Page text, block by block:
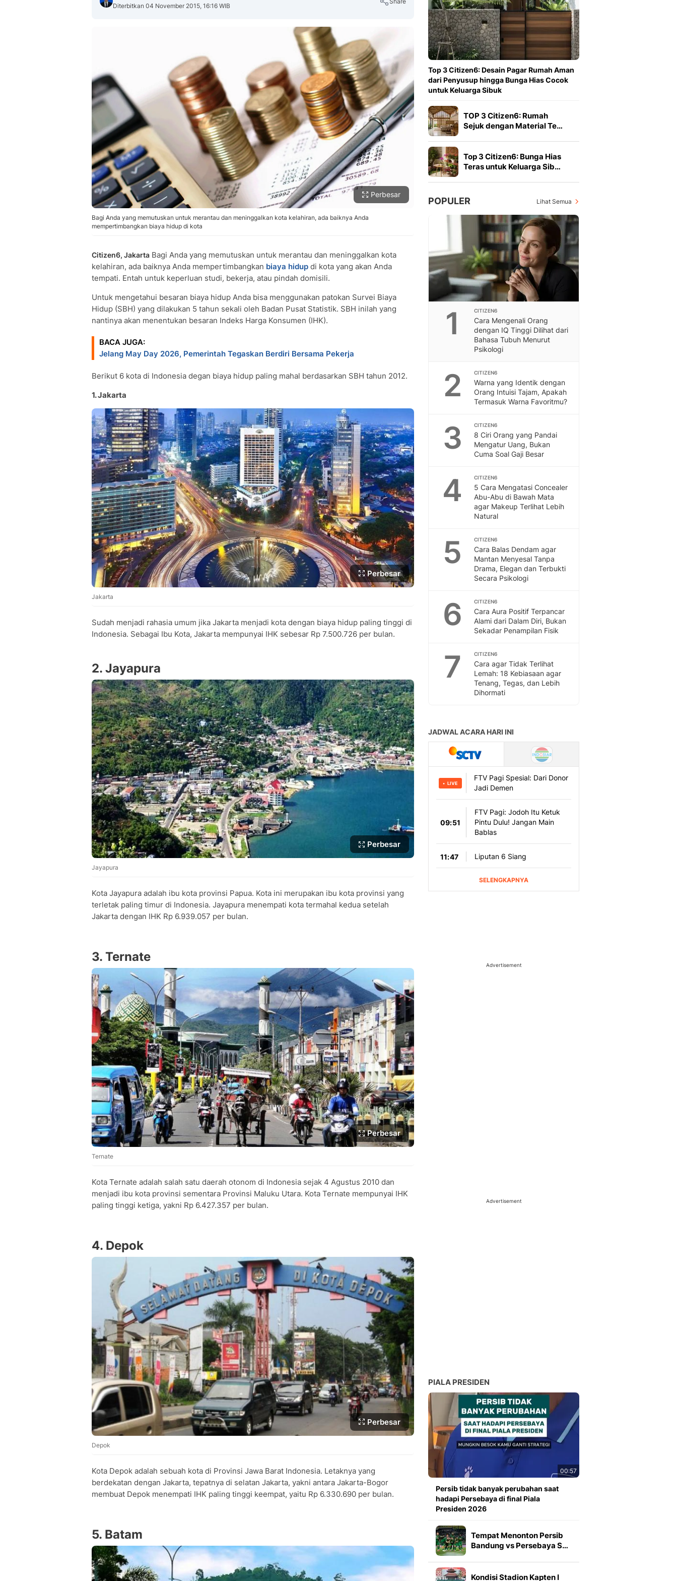
Diterbitkan 04 November 2015, 16:16 WIB
Copy Link
Perbesar
Bagi Anda yang memutuskan untuk merantau dan meninggalkan kota kelahiran, ada baiknya Anda
mempertimbangkan biaya hidup di kota
Citizen6, Jakarta Bagi Anda yang memutuskan untuk merantau dan meninggalkan kota
kelahiran, ada baiknya Anda mempertimbangkan biaya hidup di kota yang akan Anda
tempati. Entah untuk keperluan studi, bekerja, atau pindah domisili.
Untuk mengetahui besaran biaya hidup Anda bisa menggunakan patokan Survei Biaya
Hidup (SBH) yang dilakukan 5 tahun sekali oleh Badan Pusat Statistik. SBH inilah yang
nantinya akan menentukan besaran Indeks Harga Konsumen (IHK).
BACA JUGA:
Jelang May Day 2026, Pemerintah Tegaskan Berdiri Bersama Pekerja
Berikut 6 kota di Indonesia degan biaya hidup paling mahal berdasarkan SBH tahun 2012.
1. Jakarta
Perbesar
Jakarta
Sudah menjadi rahasia umum jika Jakarta menjadi kota dengan biaya hidup paling tinggi di
Indonesia. Sebagai Ibu Kota, Jakarta mempunyai IHK sebesar Rp 7.500.726 per bulan.
2. Jayapura
Perbesar
Jayapura
Kota Jayapura adalah ibu kota provinsi Papua. Kota ini merupakan ibu kota provinsi yang
terletak paling timur di Indonesia. Jayapura menempati kota termahal kedua setelah
Jakarta dengan IHK Rp 6.939.057 per bulan.
3. Ternate
Perbesar
Ternate
Kota Ternate adalah salah satu daerah otonom di Indonesia sejak 4 Agustus 2010 dan
menjadi ibu kota provinsi sementara Provinsi Maluku Utara. Kota Ternate mempunyai IHK
paling tinggi ketiga, yakni Rp 6.427.357 per bulan.
4. Depok
Perbesar
Depok
Kota Depok adalah sebuah kota di Provinsi Jawa Barat Indonesia. Letaknya yang
berdekatan dengan Jakarta, tepatnya di selatan Jakarta, yakni antara Jakarta-Bogor
membuat Depok menempati IHK paling tinggi keempat, yaitu Rp 6.330.690 per bulan.
5. Batam
Top 3 Citizen6: Desain Pagar Rumah Aman
dari Penyusup hingga Bunga Hias Cocok
untuk Keluarga Sibuk
TOP 3 Citizen6: Rumah
Sejuk dengan Material Te…
Top 3 Citizen6: Bunga Hias
Teras untuk Keluarga Sib…
POPULER Lihat Semua
1 CITIZEN6
Cara Mengenali Orang
dengan IQ Tinggi Dilihat dari
Bahasa Tubuh Menurut
Psikologi
2 CITIZEN6
Warna yang Identik dengan
Orang Intuisi Tajam, Apakah
Termasuk Warna Favoritmu?
3 CITIZEN6
8 Ciri Orang yang Pandai
Mengatur Uang, Bukan
Cuma Soal Gaji Besar
4 CITIZEN6
5 Cara Mengatasi Concealer
Abu-Abu di Bawah Mata
agar Makeup Terlihat Lebih
Natural
5 CITIZEN6
Cara Balas Dendam agar
Mantan Menyesal Tanpa
Drama, Elegan dan Terbukti
Secara Psikologi
6 CITIZEN6
Cara Aura Positif Terpancar
Alami dari Dalam Diri, Bukan
Sekadar Penampilan Fisik
7 CITIZEN6
Cara agar Tidak Terlihat
Lemah: 18 Kebiasaan agar
Tenang, Tegas, dan Lebih
Dihormati
Advertisement
Advertisement
PIALA PRESIDEN
00:57
Persib tidak banyak perubahan saat
hadapi Persebaya di final Piala
Presiden 2026
Tempat Menonton Persib
Bandung vs Persebaya S…
Kondisi Stadion Kapten I